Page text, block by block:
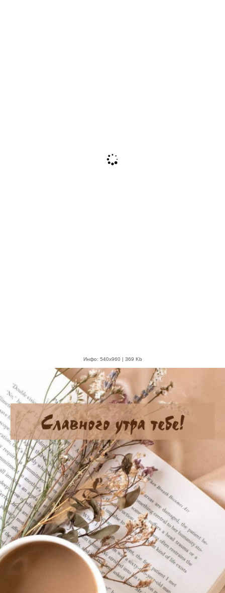
Инфо: 540х960 | 369 Kb